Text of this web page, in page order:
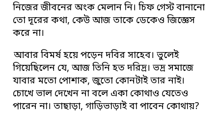
নিজের জীবনের অংক মেলান নি। চিফ গেস্ট বানানো
তো দূরের কথা, কেউ আজ তাকে ডেকেও জিজ্ঞেস
করে না।
আবার বিমর্ষ হয়ে পড়েন দবির সাহেব। ভুলেই
গিয়েছিলেন যে, আজ তিনি হত দরিদ্র। ভদ্র সমাজে
যাবার মতো পোশাক, জুতো কোনটাই তার নাই।
চোখে ভাল দেখেন না বলে একা কোথাও যেতেও
পারেন না। তাছাড়া, গাড়িভাড়াই বা পাবেন কোথায়?